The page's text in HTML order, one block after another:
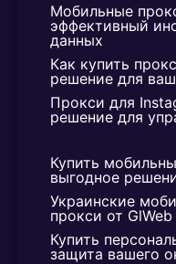
Мобильные
эффективный
данных
Как купить
решение для
Прокси для
решение для
Купить
выгодное
Украинские
прокси от
Купить
защита вашего